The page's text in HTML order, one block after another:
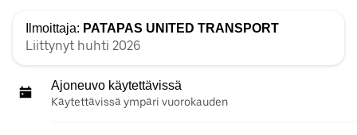
Ilmoittaja: PATAPAS UNITED TRANSPORT
Liittynyt huhti 2026
Ajoneuvo käytettävissä
Käytettävissä ympäri vuorokauden